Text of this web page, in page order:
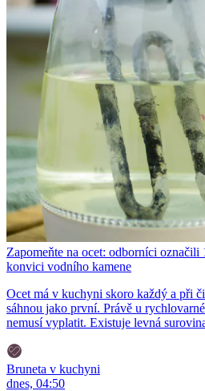
Zapomeňte na ocet: odborníci
konvici vodního kamene
Ocet má v kuchyni skoro každý a při
sáhnou jako první. Právě u
nemusí vyplatit. Existuje levná
Bruneta v kuchyni
dnes, 04:50